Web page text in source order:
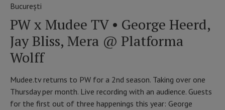
Bucureşti
PW x Mudee TV • George Heerd,
Jay Bliss, Mera @ Platforma
Wolff
Mudee.tv returns to PW for a 2nd season. Taking over one
Thursday per month. Live recording with an audience. Guests
for the first out of three happenings this year: George